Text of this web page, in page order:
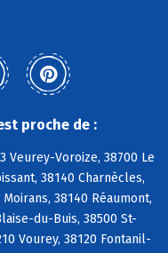
proche de :
Veurey-Voroize, 38700 Le
38140 Charnècles,
38140 Réaumont,
du-Buis, 38500 St-
Vourey, 38120 Fontanil-